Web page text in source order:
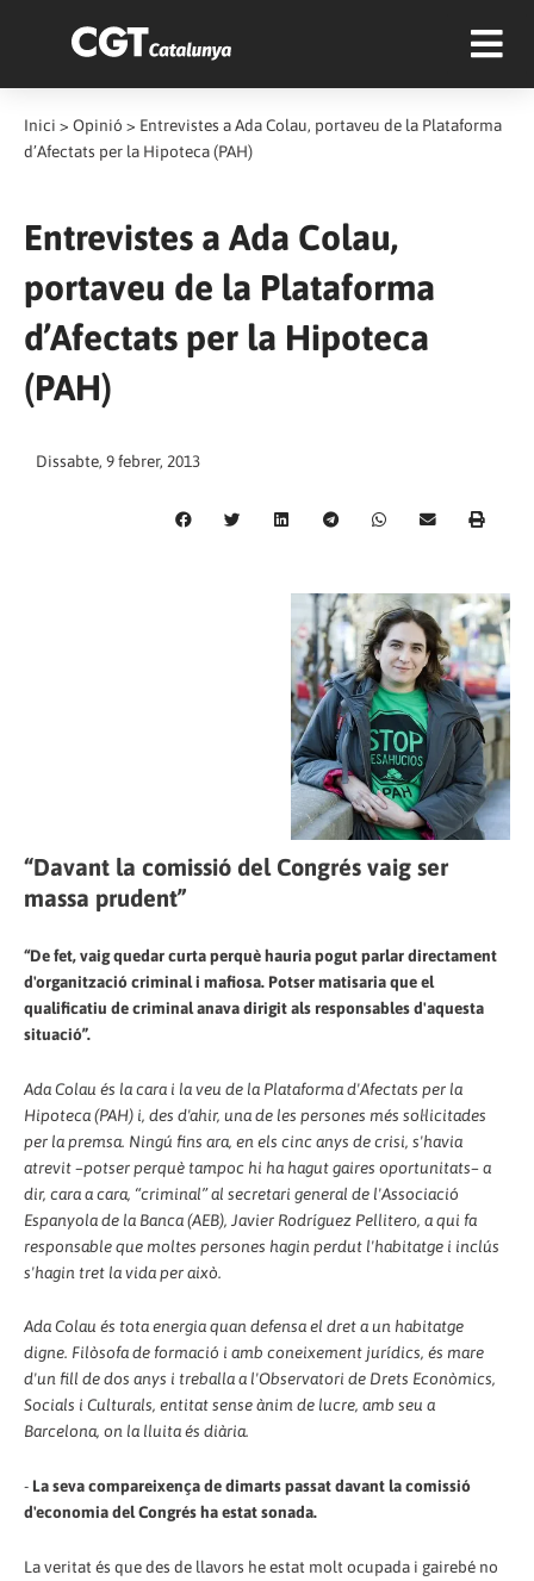
Inici > Opinió > Entrevistes a Ada Colau, portaveu de la Plataforma
d’Afectats per la Hipoteca (PAH)
Entrevistes a Ada Colau,
portaveu de la Plataforma
d’Afectats per la Hipoteca
(PAH)
Dissabte, 9 febrer, 2013
“Davant la comissió del Congrés vaig ser
massa prudent”
“De fet, vaig quedar curta perquè hauria pogut parlar directament
d'organització criminal i mafiosa. Potser matisaria que el
qualificatiu de criminal anava dirigit als responsables d'aquesta
situació”.
Ada Colau és la cara i la veu de la Plataforma d'Afectats per la
Hipoteca (PAH) i, des d'ahir, una de les persones més sol·licitades
per la premsa. Ningú fins ara, en els cinc anys de crisi, s'havia
atrevit –potser perquè tampoc hi ha hagut gaires oportunitats– a
dir, cara a cara, “criminal” al secretari general de l'Associació
Espanyola de la Banca (AEB), Javier Rodríguez Pellitero, a qui fa
responsable que moltes persones hagin perdut l'habitatge i inclús
s'hagin tret la vida per això.
Ada Colau és tota energia quan defensa el dret a un habitatge
digne. Filòsofa de formació i amb coneixement jurídics, és mare
d'un fill de dos anys i treballa a l'Observatori de Drets Econòmics,
Socials i Culturals, entitat sense ànim de lucre, amb seu a
Barcelona, on la lluita és diària.
- La seva compareixença de dimarts passat davant la comissió
d'economia del Congrés ha estat sonada.
La veritat és que des de llavors he estat molt ocupada i gairebé no